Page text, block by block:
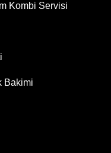
Kombi Servisi
Bakimi